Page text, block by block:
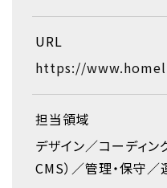
URL
https://
担当領域
デザイン
コーディン
CMS）
管理・保守